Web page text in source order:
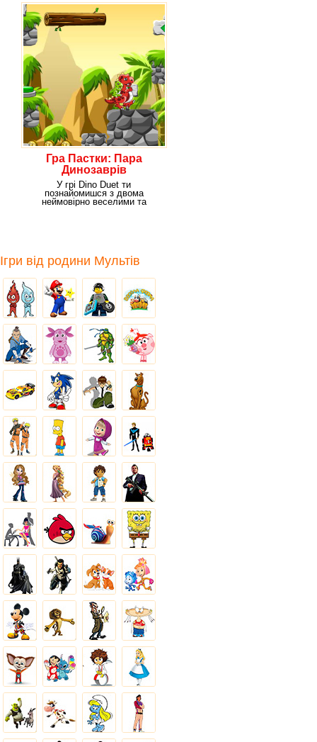
Гра Пастки: Пара
Динозаврів
У грі Dino Duet ти
познайомишся з двома
неймовірно веселими та
Ігри від родини Мультів